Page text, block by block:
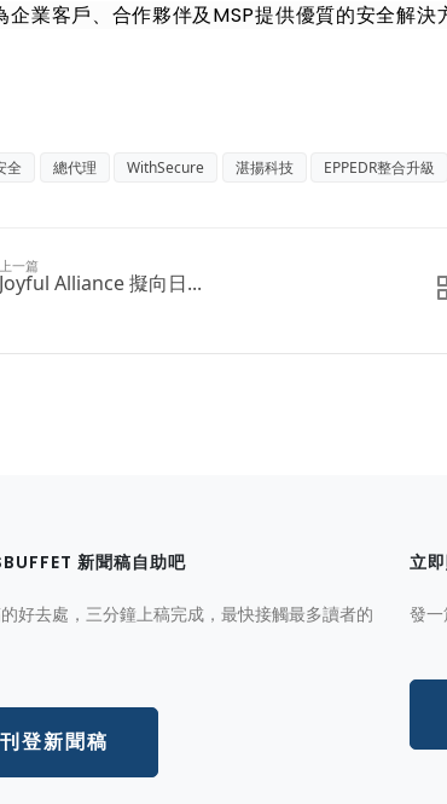
企業客戶、合作夥伴及MSP提供優質的安全解
全 總代理 WithSecure 湛揚科技 EPPEDR整合升級
上一篇
Joyful Alliance 擬向日...
新聞稿自助吧
好去處，三分鐘上稿完成，最快接觸最多讀者的
刊登新聞稿
立
發